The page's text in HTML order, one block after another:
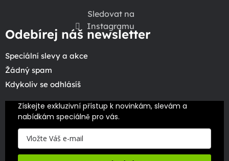
Sledovat na
Instagramu
Odebírej náš newsletter
Speciální slevy a akce
Žádný spam
Kdykoliv se odhlásíš
Získejte exkluzivní přístup k novinkám, slevám a
nabídkám speciálně pro vás.